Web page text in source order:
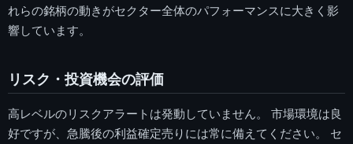
れらの銘柄の動きがセクター全体のパフォーマンスに大きく影
響しています。
リスク・投資機会の評価
高レベルのリスクアラートは発動していません。 市場環境は良
好ですが、急騰後の利益確定売りには常に備えてください。 セ